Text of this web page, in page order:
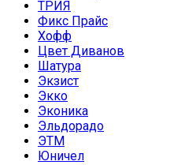
ТРИЯ
Фикс Прайс
Хофф
Цвет Диванов
Шатура
Экзист
Экко
Эконика
Эльдорадо
ЭТМ
Юничел